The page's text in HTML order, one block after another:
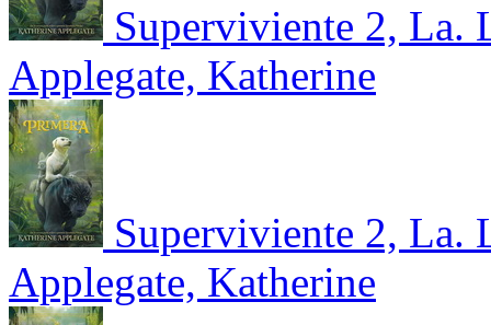
Superviviente 2, La.
Applegate, Katherine
Superviviente 2, La.
Applegate, Katherine